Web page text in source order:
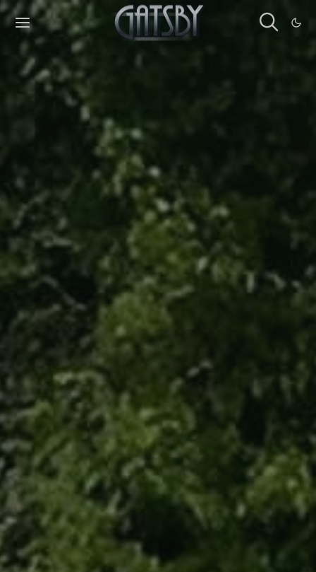
Cookies management panel